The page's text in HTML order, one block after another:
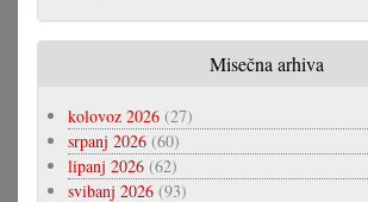
Misečna arhiva
kolovoz 2026 (27)
srpanj 2026 (60)
lipanj 2026 (62)
svibanj 2026 (93)